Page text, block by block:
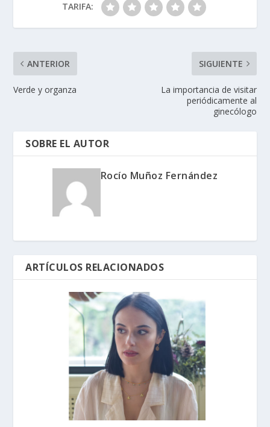
TARIFA:
ANTERIOR
Verde y organza
SIGUIENTE
La importancia de visitar
periódicamente al
ginecólogo
SOBRE EL AUTOR
Rocío Muñoz Fernández
ARTÍCULOS RELACIONADOS